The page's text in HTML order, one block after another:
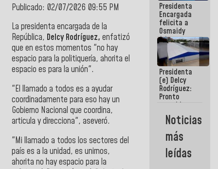
Publicado: 02/07/2026 09:55 PM
La presidenta encargada de la
República, Delcy Rodríguez, enfatizó
que en estos momentos "no hay
espacio para la politiquería, ahorita el
espacio es para la unión".
"El llamado a todos es a ayudar
coordinadamente para eso hay un
Gobierno Nacional que coordina,
articula y direcciona", aseveró.
"Mi llamado a todos los sectores del
país es a la unidad, es unirnos,
ahorita no hay espacio para la
emergencia
post-sismos
Presidenta
Encargada
felicita a
Osmaidy
Arias y
Giraly
Marcano por
hacer
historia en
los
Centroamericanos
Presidenta
(e) Delcy
Rodríguez:
Pronto
restableceremos
las
operaciones
Aeropuerto
Internacional
de
Noticias
más
leídas